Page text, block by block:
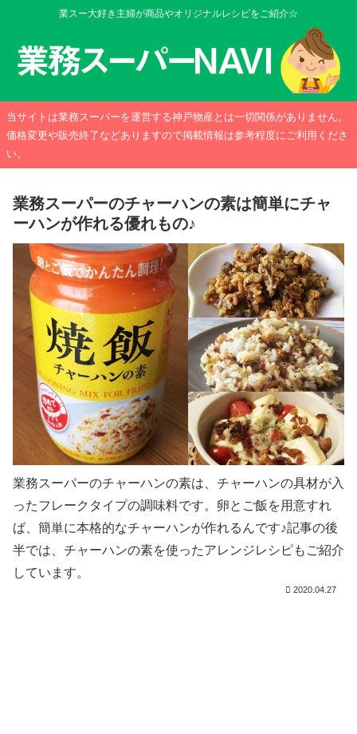
業スー大好き主婦が商品やオリジナルレシピをご紹介☆
当サイトは業務スーパーを運営する神戸物産とは一切関係がありません。
価格変更や販売終了などありますので掲載情報は参考程度にご利用くださ
い。
業務スーパーのチャーハンの素は簡単にチャ
ーハンが作れる優れもの♪
業務スーパーのチャーハンの素は、チャーハンの具材が入
ったフレークタイプの調味料です。卵とご飯を用意すれ
ば、簡単に本格的なチャーハンが作れるんです♪記事の後
半では、チャーハンの素を使ったアレンジレシピもご紹介
しています。
2020.04.27